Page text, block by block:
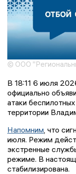
© ООО
В 18:11 6 июля
официально
атаки
территории
Напомним , что
июля. Режим
экстренные
режиме. В
стабилизирована.